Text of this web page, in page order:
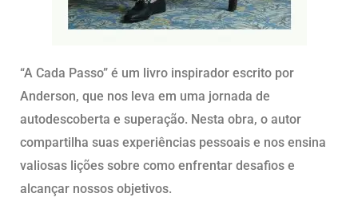
“A Cada Passo” é um livro inspirador escrito por
Anderson, que nos leva em uma jornada de
autodescoberta e superação. Nesta obra, o autor
compartilha suas experiências pessoais e nos ensina
valiosas lições sobre como enfrentar desafios e
alcançar nossos objetivos.